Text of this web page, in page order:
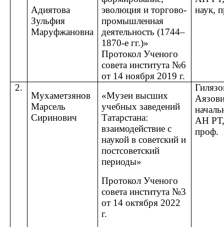
Адиятова
Зульфия
Маруфжановна
эволюция и торгово-
промышленная
деятельность (1744–
1870-е гг.)»
Протокол Ученого
совета института №6
от 14 ноября 2019 г.
наук,
2.
Мухаметзянов
Марсель
Сиринович
«Музеи высших
учебных заведений
Татарстана:
взаимодействие с
наукой в советский и
постсоветский
периоды»
Протокол Ученого
совета института №3
от 14 октября 2022
г.
АН РТ,
проф.